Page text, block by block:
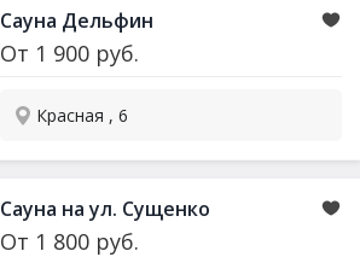
Сауна Дельфин
От 1 900 руб.
Красная , 6
Сауна на ул. Сущенко
От 1 800 руб.